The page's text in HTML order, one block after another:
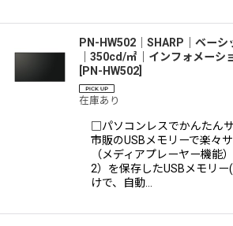
PN-HW502│SHARP｜ベーシ
｜350cd/㎡｜インフォメーシ
PN-HW502
在庫あり
□パソコンレスでかんたん
市販のUSBメモリーで楽々
（メディアプレーヤー機能
2）を保存したUSBメモリ
けで、自動…